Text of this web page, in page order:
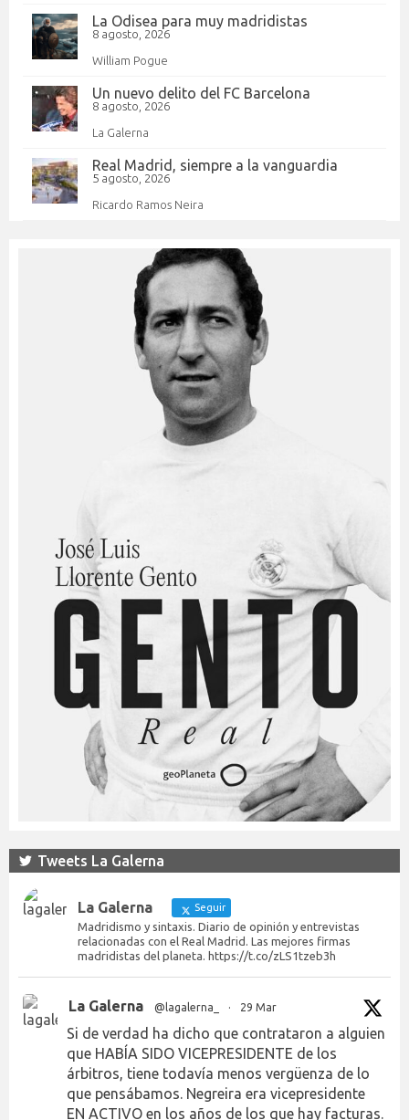
La Odisea para muy madridistas
8 agosto, 2026
William Pogue
Un nuevo delito del FC Barcelona
8 agosto, 2026
La Galerna
Real Madrid, siempre a la vanguardia
5 agosto, 2026
Ricardo Ramos Neira
Tweets La Galerna
La Galerna Seguir
Madridismo y sintaxis. Diario de opinión y entrevistas
relacionadas con el Real Madrid. Las mejores firmas
madridistas del planeta. https://t.co/zLS1tzeb3h
La Galerna @lagalerna_ · 29 Mar
Si de verdad ha dicho que contrataron a alguien
que HABÍA SIDO VICEPRESIDENTE de los
árbitros, tiene todavía menos vergüenza de lo
que pensábamos. Negreira era vicepresidente
EN ACTIVO en los años de los que hay facturas.